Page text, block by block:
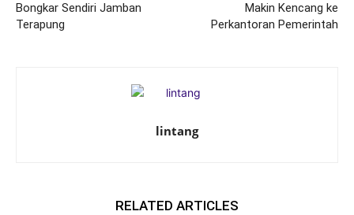
Bongkar Sendiri Jamban
Terapung
Makin Kencang ke
Perkantoran Pemerintah
lintang
RELATED ARTICLES